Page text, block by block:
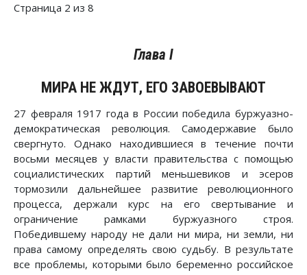
Страница 2 из 8
Глава I
МИРА НЕ ЖДУТ, ЕГО ЗАВОЕВЫВАЮТ
27 февраля 1917 года в России победила буржуазно-
демократическая революция. Самодержавие было
свергнуто. Однако находившиеся в течение почти
восьми месяцев у власти правительства с помощью
социалистических партий меньшевиков и эсеров
тормозили дальнейшее развитие революционного
процесса, держали курс на его свертывание и
ограничение рамками буржуазного строя.
Победившему народу не дали ни мира, ни земли, ни
права самому определять свою судьбу. В результате
все проблемы, которыми было беременно российское